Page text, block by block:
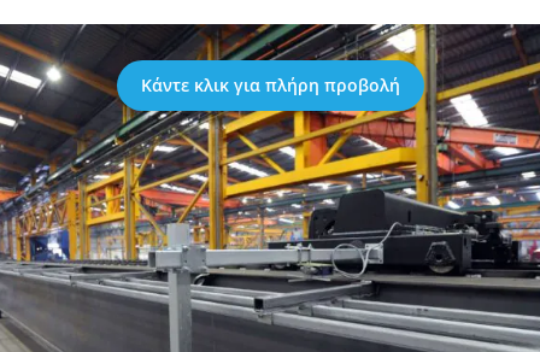
Κάντε κλικ για πλήρη προβολή